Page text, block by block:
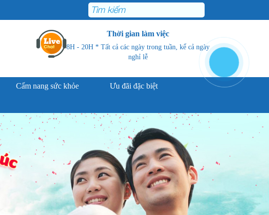
Thời gian làm việc
8H - 20H * Tất cả các ngày trong tuần, kể cả ngày
nghỉ lễ
Cẩm nang sức khỏe Ưu đãi đặc biệt